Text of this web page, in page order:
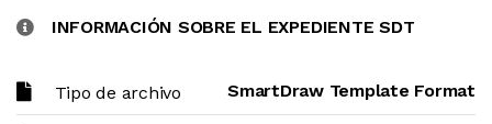
INFORMACIÓN SOBRE EL EXPEDIENTE SDT
Tipo de archivo SmartDraw Template Format